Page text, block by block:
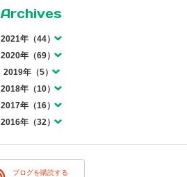
Archives
2021年（44）
2020年（69）
2019年（5）
2018年（10）
2017年（16）
2016年（32）
ブログを購読する